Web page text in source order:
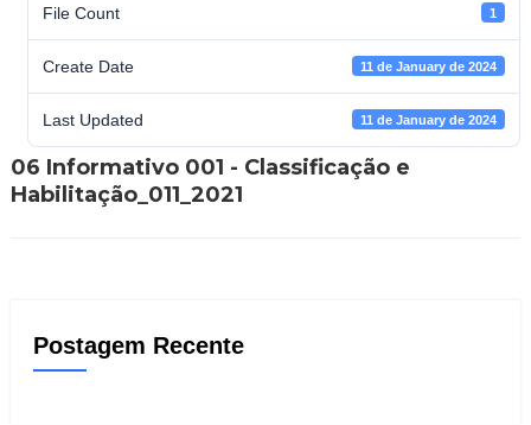
File Count 1
Create Date 11 de January de 2024
Last Updated 11 de January de 2024
06 Informativo 001 - Classificação e
Habilitação_011_2021
Postagem Recente